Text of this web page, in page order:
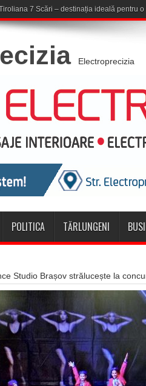
liber
Electroprecizia
POLITICA TĂRLUNGENI
Studio Brașov strălucește la